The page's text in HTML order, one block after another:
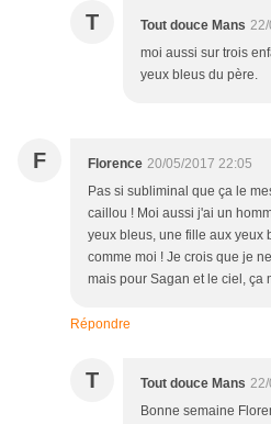
T Tout douce Mans
moi aussi sur trois
yeux bleus du père.
F Florence 20/05/2017 22:05
Pas si subliminal que ça le
caillou ! Moi aussi j'ai un
yeux bleus, une fille aux yeux
comme moi ! Je crois que je
mais pour Sagan et le ciel, ça
Répondre
T Tout douce Mans
Bonne semaine